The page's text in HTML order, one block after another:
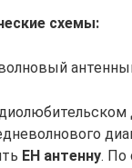
схемы:
ЕН антенну. По